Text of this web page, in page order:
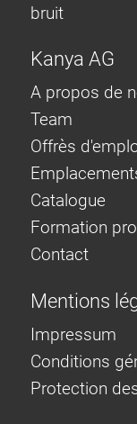
bruit
Kanya AG
A propos de
Team
Offrès
Catalogue
Formation
Contact
Mentions
Impressum
Conditions
Protection